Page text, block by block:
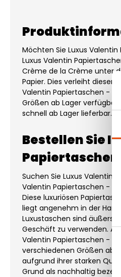
Möchten Sie Luxus
Luxus Valentin
Crème de la Crème unter
Papier. Dies verleiht diesen
Valentin Papiertaschen -
Größen ab Lager
schnell ab Lager lieferbar.
Bestellen Sie
Suchen Sie Luxus Valentin
Valentin Papiertaschen -
Diese luxuriösen
liegt angenehm in der
Luxustaschen sind äußerst
Geschäft zu verwenden.
Valentin Papiertaschen -
verschiedenen Größen ab
aufgrund ihrer starken
Grund als nachhaltig